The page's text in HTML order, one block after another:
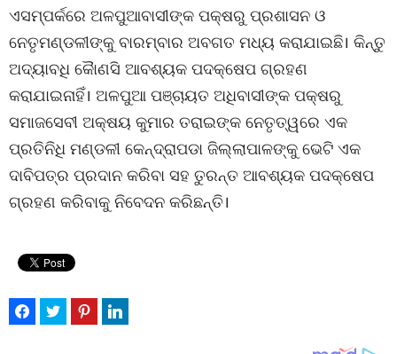
ଏସମ୍ପର୍କରେ ଅଳପୁଆବାସୀଙ୍କ ପକ୍ଷରୁ ପ୍ରଶାସନ ଓ
ନେତୃମଣ୍ଡଳୀଙ୍କୁ ବାରମ୍ବାର ଅବଗତ ମଧ୍ୟ କରାଯାଇଛି। କିନ୍ତୁ
ଅଦ୍ୟାବଧି କୈାଣସି ଆବଶ୍ୟକ ପଦକ୍ଷେପ ଗ୍ରହଣ
କରାଯାଇନାହିଁ। ଅଳପୁଆ ପଞ୍ଚାୟତ ଅଧିବାସୀଙ୍କ ପକ୍ଷରୁ
ସମାଜସେବୀ ଅକ୍ଷୟ କୁମାର ତରାଇଙ୍କ ନେତୃତ୍ୱରେ ଏକ
ପ୍ରତିନିଧି ମଣ୍ଡଳୀ କେନ୍ଦ୍ରାପଡା ଜିଲ୍ଲାପାଳଙ୍କୁ ଭେଟି ଏକ
ଦାବିପତ୍ର ପ୍ରଦାନ କରିବା ସହ ତୁରନ୍ତ ଆବଶ୍ୟକ ପଦକ୍ଷେପ
ଗ୍ରହଣ କରିବାକୁ ନିବେଦନ କରିଛନ୍ତି।